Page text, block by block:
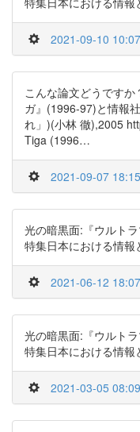
2021-09-10
こんな論文どうです
ガ』(1996-97)と情報
れ」)(小林 徹),2005
Tiga (1996…
2021-09-07
光の暗黒面:『ウルト
特集日本における情
2021-06-12
光の暗黒面:『ウルト
特集日本における情
2021-03-05